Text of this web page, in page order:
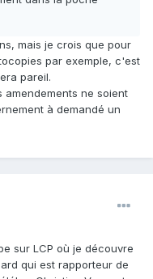
mais je crois que pour
par exemple, c'est
pareil.
ne soient
à demandé un
sur LCP où je découvre
qui est rapporteur de